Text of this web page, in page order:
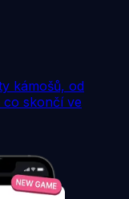
kámošů, od
skončí ve